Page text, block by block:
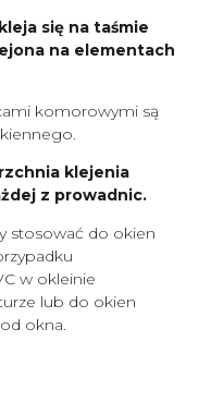
się na taśmie
na elementach
komorowymi są
klejenia
z prowadnic.
stosować do okien
w okleinie
lub do okien
okna.